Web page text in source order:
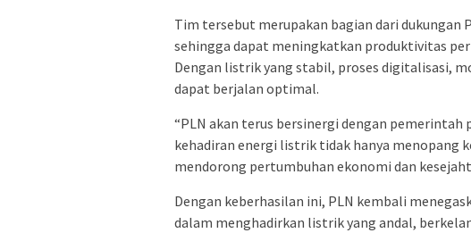
Tim tersebut merupakan bagian dari dukungan
sehingga dapat meningkatkan produktivitas
Dengan listrik yang stabil, proses digitalisasi,
dapat berjalan optimal.
“PLN akan terus bersinergi dengan
kehadiran energi listrik tidak hanya menopang
mendorong pertumbuhan ekonomi dan
Dengan keberhasilan ini, PLN kembali
dalam menghadirkan listrik yang andal,